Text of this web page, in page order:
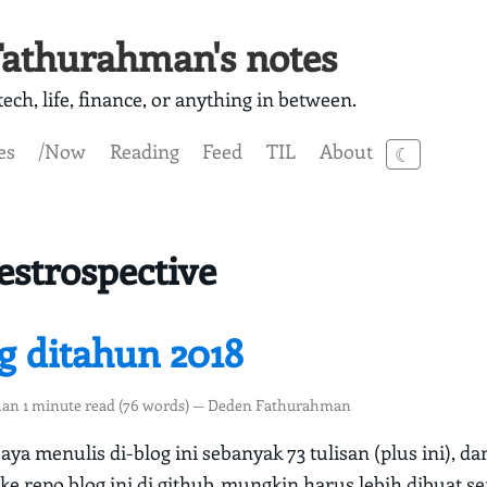
notes
life, finance, or anything in between.
/Now Reading Feed TIL About ☾
ditahun 2018
1 minute read (76 words) — Deden Fathurahman
menulis di-blog ini sebanyak 73 tulisan (plus ini),